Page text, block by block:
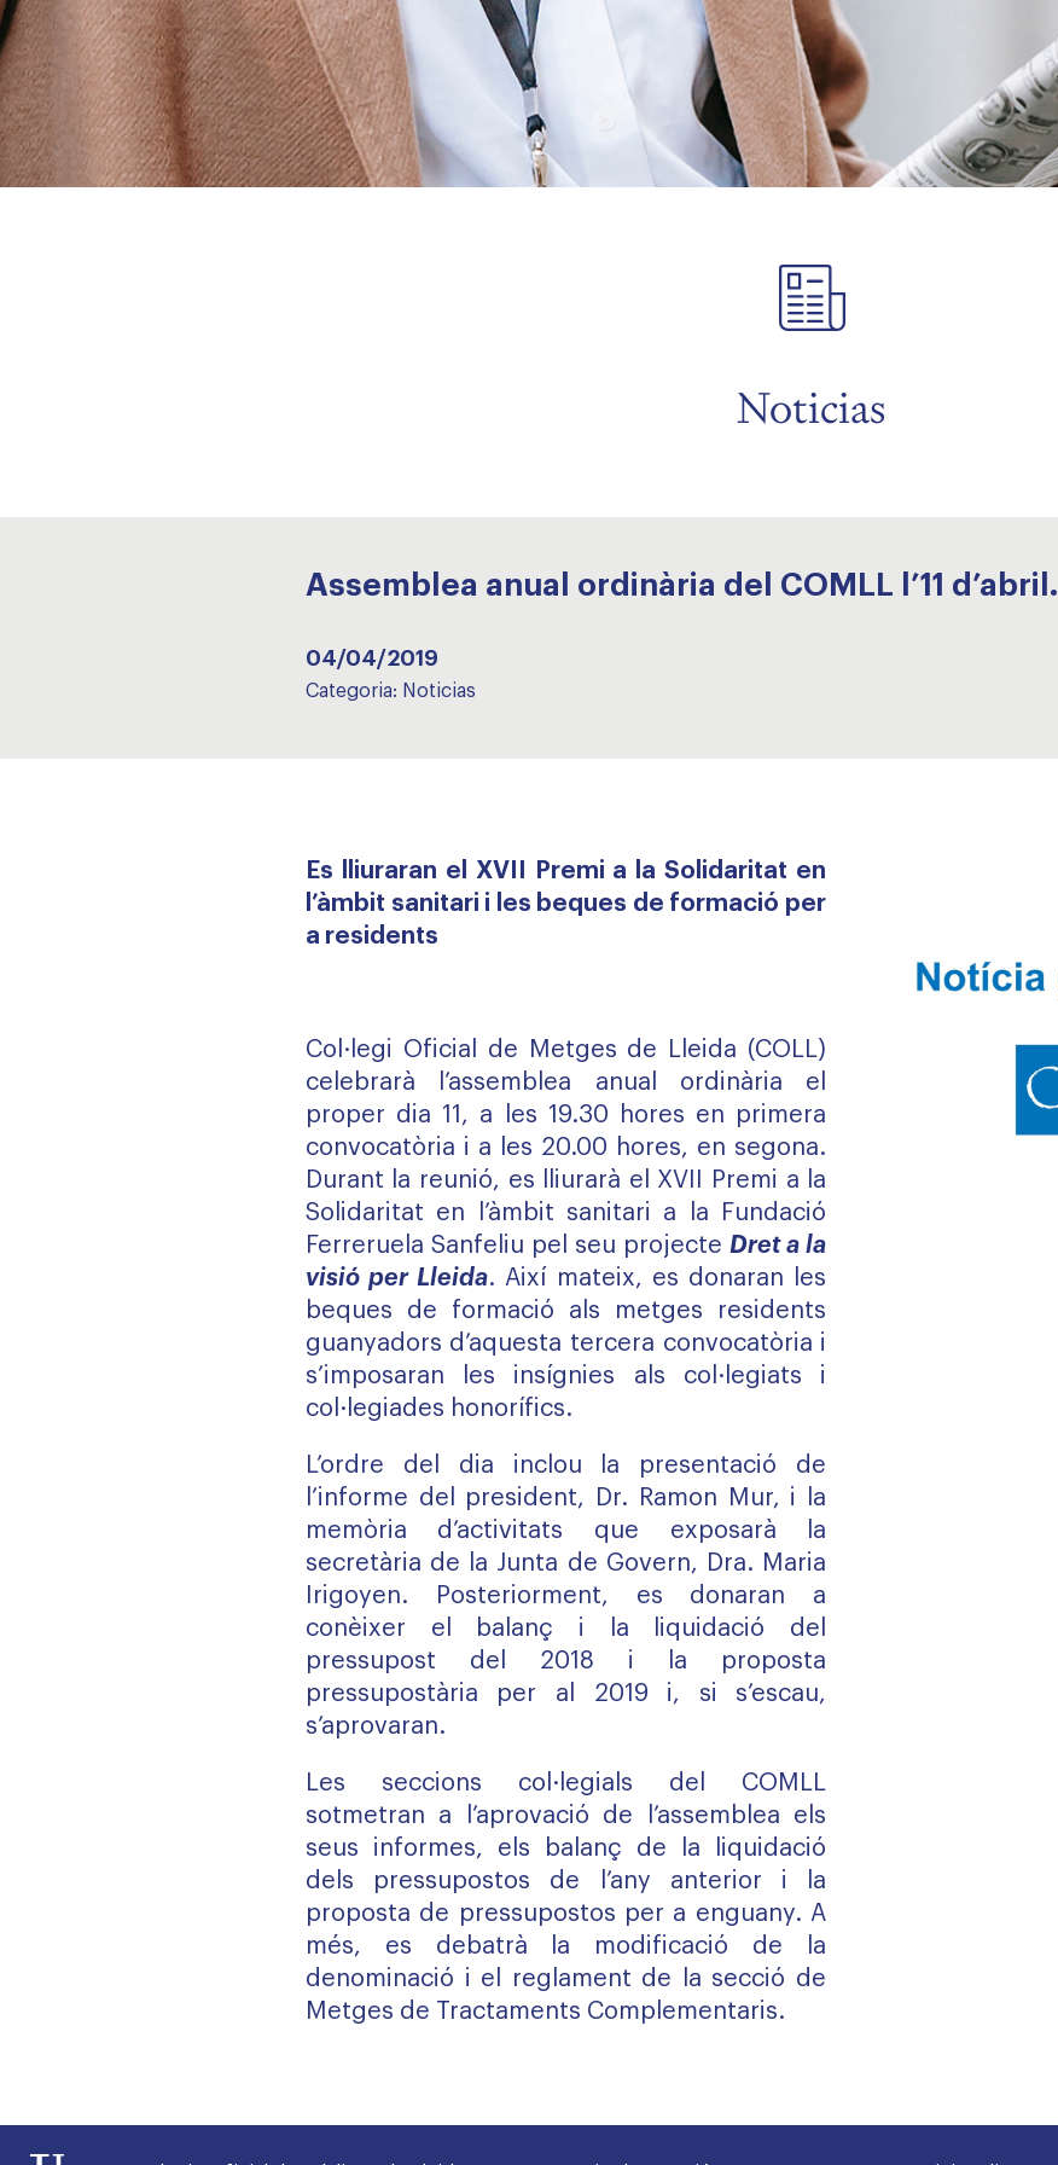
Noticias
Assemblea anual ordinària del COMLL l’11 d’abril.
04/04/2019
Categoria: Noticias
Es lliuraran el XVII Premi a la Solidaritat en
l’àmbit sanitari i les beques de formació per
a residents
Col·legi Oficial de Metges de Lleida (COLL)
celebrarà l’assemblea anual ordinària el
proper dia 11, a les 19.30 hores en primera
convocatòria i a les 20.00 hores, en segona.
Durant la reunió, es lliurarà el XVII Premi a la
Solidaritat en l’àmbit sanitari a la Fundació
Ferreruela Sanfeliu pel seu projecteDret a la
visió per Lleida. Així mateix, es donaran les
beques de formació als metges residents
guanyadors d’aquesta tercera convocatòria i
s’imposaran les insígnies als col·legiats i
col·legiades honorífics.
L’ordre del dia inclou la presentació de
l’informe del president, Dr. Ramon Mur, i la
memòria d’activitats que exposarà la
secretària de la Junta de Govern, Dra. Maria
Irigoyen. Posteriorment, es donaran a
conèixer el balanç i la liquidació del
pressupost del 2018 i la proposta
pressupostària per al 2019 i, si s’escau,
s’aprovaran.
Les seccions col·legials del COMLL
sotmetran a l’aprovació de l’assemblea els
seus informes, els balanç de la liquidació
dels pressupostos de l’any anterior i la
proposta de pressupostos per a enguany. A
més, es debatrà la modificació de la
denominació i el reglament de la secció de
Metges de Tractaments Complementaris.